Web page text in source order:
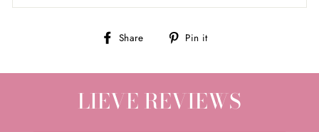
Share
Share Pin it
LIEVE REVIEWS